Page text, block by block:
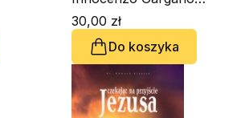
OSBCam., ks. Edward
Staniek, Dariusz Kasprzak
OFMCap, ks. Krzysztof
Wons SDS
30,00 zł
Do koszyka